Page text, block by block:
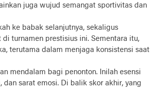
juga wujud semangat sportivitas dan
ke babak selanjutnya, sekaligus
turnamen prestisius ini. Sementara itu,
terutama dalam menjaga konsistensi saat
mendalam bagi penonton. Inilah esensi
sarat emosi. Di balik skor akhir, yang